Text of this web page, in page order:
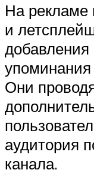
На рекламе
и
упоминания
Они
аудитория
канала.